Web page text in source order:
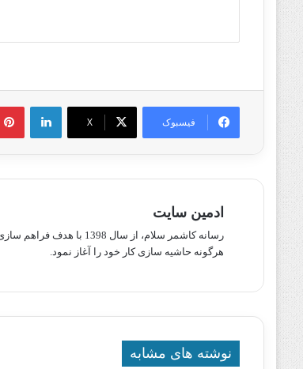
فیسبوک X
لینکدین
ادمین سایت
رسانه کاشمر سلام، از
هرگونه حاشیه سازی کار خود را آغاز نمود.
نوشته های مشابه